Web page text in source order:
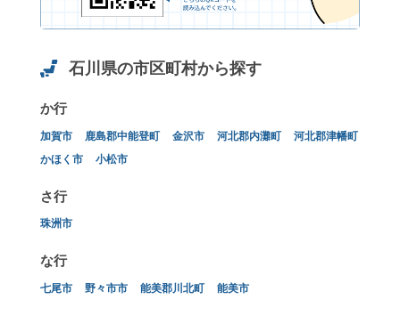
石川県の市区町村から探す
か行
加賀市 鹿島郡中能登町 金沢市 河北郡内灘町
河北郡津幡町
かほく市
小松市
さ行
珠洲市
な行
七尾市 野々市市 能美郡川北町 能美市